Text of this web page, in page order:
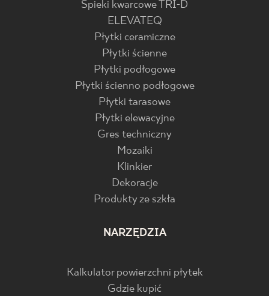
Spieki kwarcowe TRI-D
ELEVATEQ
Płytki ceramiczne
Płytki ścienne
Płytki podłogowe
Płytki ścienno podłogowe
Płytki tarasowe
Płytki elewacyjne
Gres techniczny
Mozaiki
Klinkier
Dekoracje
Produkty ze szkła
NARZĘDZIA
Kalkulator powierzchni płytek
Gdzie kupić